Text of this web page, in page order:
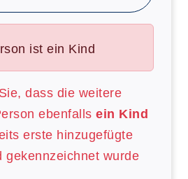
ist ein Kind
dass die weitere
ebenfalls ein Kind
erste hinzugefügte
gekennzeichnet wurde